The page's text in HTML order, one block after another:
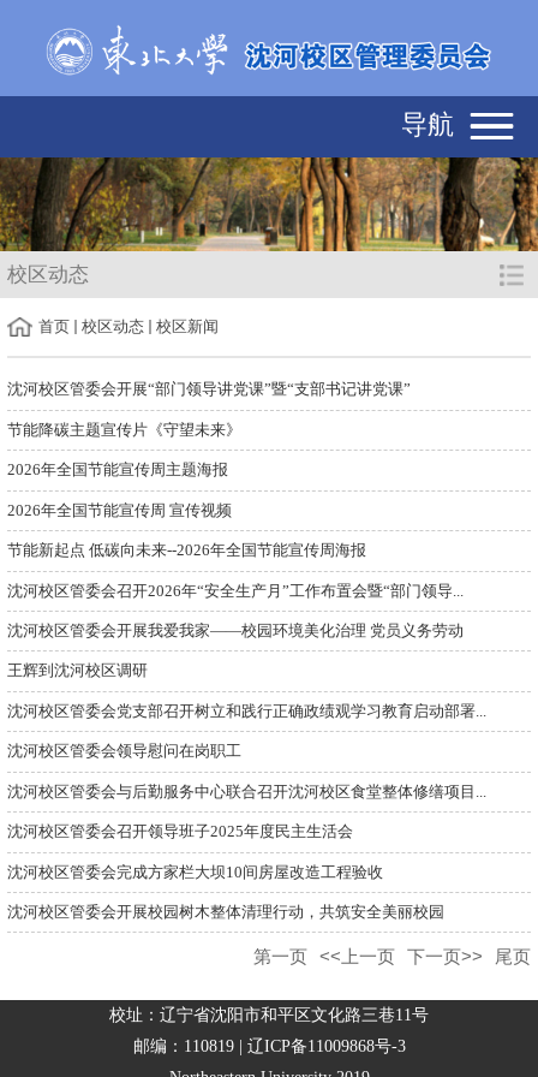
导航
校区动态
首页 校区动态 校区新闻
沈河校区管委会开展“部门领导讲党课”暨“支部书记讲党课”
节能降碳主题宣传片《守望未来》
2026年全国节能宣传周主题海报
2026年全国节能宣传周 宣传视频
节能新起点 低碳向未来--2026年全国节能宣传周海报
沈河校区管委会召开2026年“安全生产月”工作布置会暨“部门领导...
沈河校区管委会开展我爱我家——校园环境美化治理 党员义务劳动
王辉到沈河校区调研
沈河校区管委会党支部召开树立和践行正确政绩观学习教育启动部署...
沈河校区管委会领导慰问在岗职工
沈河校区管委会与后勤服务中心联合召开沈河校区食堂整体修缮项目...
沈河校区管委会召开领导班子2025年度民主生活会
沈河校区管委会完成方家栏大坝10间房屋改造工程验收
沈河校区管委会开展校园树木整体清理行动，共筑安全美丽校园
第一页 <<上一页 下一页>> 尾页
校址：辽宁省沈阳市和平区文化路三巷11号
邮编：110819 | 辽ICP备11009868号-3